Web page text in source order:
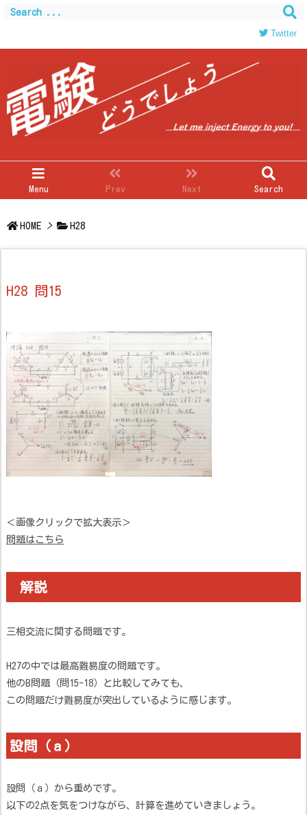
Menu Prev Next Search
Twitter
HOME > H28
H28 問15
＜画像クリックで拡大表示＞
問題はこちら
解説
三相交流に関する問題です。
H27の中では最高難易度の問題です。
他のB問題（問15-18）と比較してみても、
この問題だけ難易度が突出しているように感じます。
設問（ａ）
設問（ａ）から重めです。
以下の2点を気をつけながら、計算を進めていきましょう。